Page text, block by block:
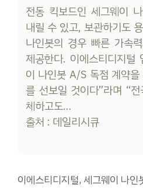
전동 킥보드인 세그웨이
내릴 수 있고, 보관하기도
나인봇의 경우 빠른 가속
제공한다. 이에스티디지털
이 나인봇 A/S 독점 계약
를 선보일 것이다”라며 “
체하고도…
출처 : 데일리시큐
이에스티디지털, 세그웨이 나